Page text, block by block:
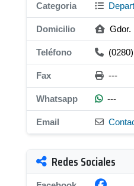
Categoria
Domicilio Gdor.
Teléfono
Fax ---
Whatsapp ---
Email
Redes Sociales